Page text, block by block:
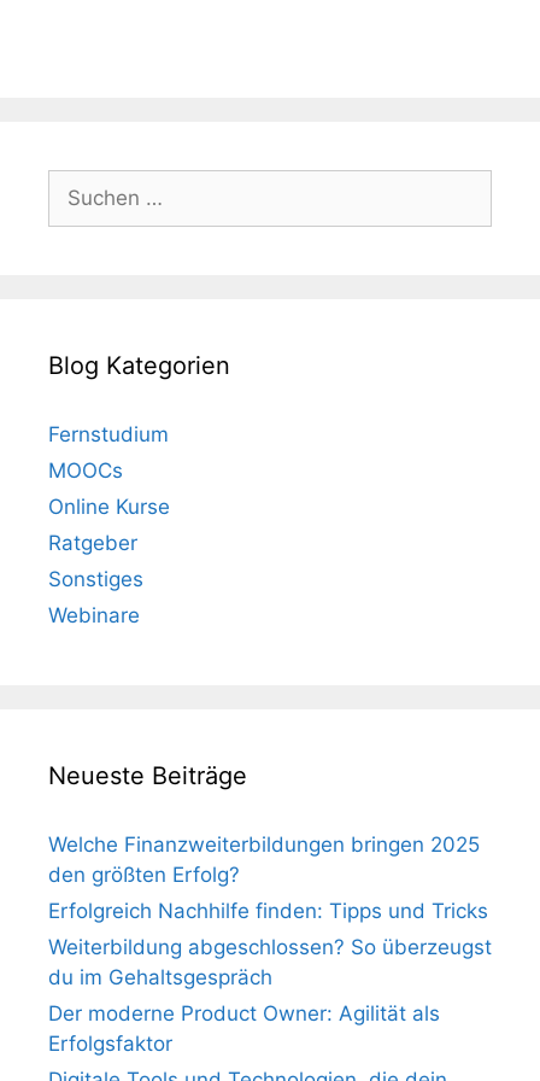
nach:
Blog Kategorien
Fernstudium
MOOCs
Online Kurse
Ratgeber
Sonstiges
Webinare
Neueste Beiträge
Welche Finanzweiterbildungen bringen 2025
den größten Erfolg?
Erfolgreich Nachhilfe finden: Tipps und Tricks
Weiterbildung abgeschlossen? So überzeugst
du im Gehaltsgespräch
Der moderne Product Owner: Agilität als
Erfolgsfaktor